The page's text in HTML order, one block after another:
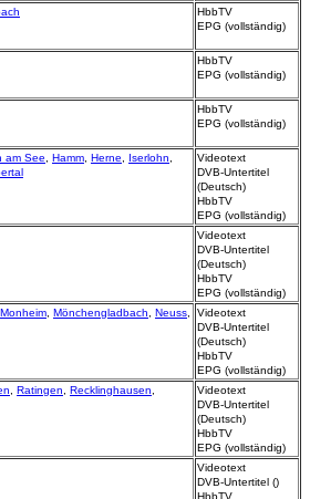
HbbTV
EPG (vollständig)
HbbTV
EPG (vollständig)
HbbTV
EPG (vollständig)
am See, Hamm, Herne, Iserlohn,
Videotext
DVB-Untertitel
(Deutsch)
HbbTV
EPG (vollständig)
Videotext
DVB-Untertitel
(Deutsch)
HbbTV
EPG (vollständig)
Monheim, Mönchengladbach, Neuss,
Videotext
DVB-Untertitel
(Deutsch)
HbbTV
EPG (vollständig)
, Ratingen, Recklinghausen,
Videotext
DVB-Untertitel
(Deutsch)
HbbTV
EPG (vollständig)
Videotext
DVB-Untertitel ()